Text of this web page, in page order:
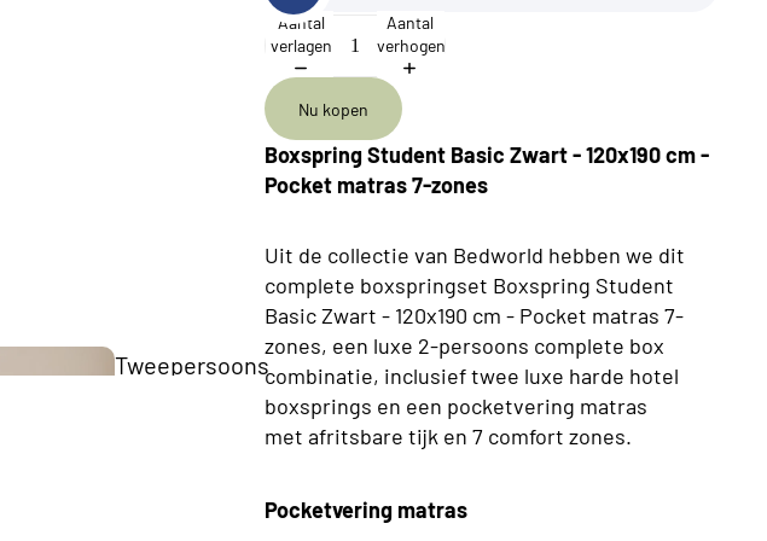
Tweepersoons
Aantal
verlagen
Aantal
verhogen
Nu kopen
Boxspring Student Basic Zwart - 120x190 cm -
Pocket matras 7-zones
Uit de collectie van Bedworld hebben we dit
complete boxspringset Boxspring Student
Basic Zwart - 120x190 cm - Pocket matras 7-
zones, een luxe 2-persoons complete box
combinatie, inclusief twee luxe harde hotel
boxsprings en een pocketvering matras
met afritsbare tijk en 7 comfort zones.
Pocketvering matras